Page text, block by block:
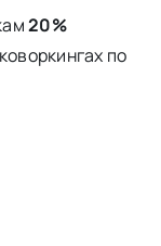
20%
по